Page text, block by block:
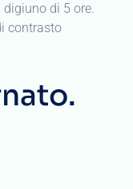
digiuno di 5 ore.
contrasto